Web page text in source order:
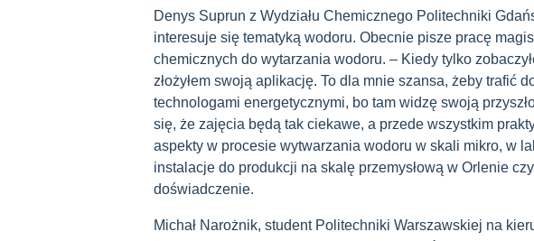
Denys Suprun z Wydziału Chemicznego Politechniki
interesuje się tematyką wodoru. Obecnie pisze pracę
chemicznych do wytarzania wodoru. – Kiedy tylko
złożyłem swoją aplikację. To dla mnie szansa, żeby trafić
technologami energetycznymi, bo tam widzę swoją
się, że zajęcia będą tak ciekawe, a przede wszystkim
aspekty w procesie wytwarzania wodoru w skali mikro, w
instalacje do produkcji na skalę przemysłową w Orlenie
doświadczenie.
Michał Narożnik, student Politechniki Warszawskiej na